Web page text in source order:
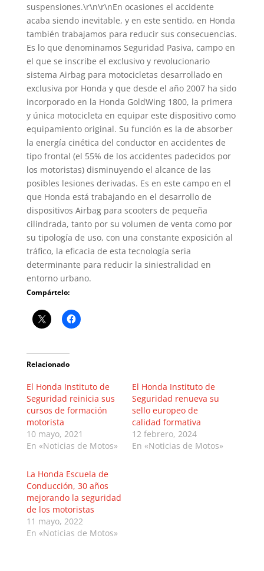
suspensiones.\r\n\r\nEn ocasiones el accidente
acaba siendo inevitable, y en este sentido, en Honda
también trabajamos para reducir sus consecuencias.
Es lo que denominamos Seguridad Pasiva, campo en
el que se inscribe el exclusivo y revolucionario
sistema Airbag para motocicletas desarrollado en
exclusiva por Honda y que desde el año 2007 ha sido
incorporado en la Honda GoldWing 1800, la primera
y única motocicleta en equipar este dispositivo como
equipamiento original. Su función es la de absorber
la energía cinética del conductor en accidentes de
tipo frontal (el 55% de los accidentes padecidos por
los motoristas) disminuyendo el alcance de las
posibles lesiones derivadas. Es en este campo en el
que Honda está trabajando en el desarrollo de
dispositivos Airbag para scooters de pequeña
cilindrada, tanto por su volumen de venta como por
su tipología de uso, con una constante exposición al
tráfico, la eficacia de esta tecnología seria
determinante para reducir la siniestralidad en
entorno urbano.
Compártelo:
Relacionado
El Honda Instituto de
Seguridad reinicia sus
cursos de formación
motorista
10 mayo, 2021
En «Noticias de Motos»
El Honda Instituto de
Seguridad renueva su
sello europeo de
calidad formativa
12 febrero, 2024
En «Noticias de Motos»
La Honda Escuela de
Conducción, 30 años
mejorando la seguridad
de los motoristas
11 mayo, 2022
En «Noticias de Motos»